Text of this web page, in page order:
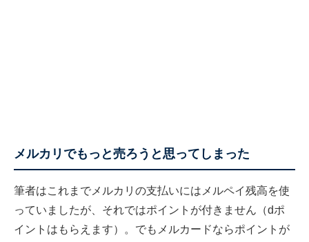
メルカリでもっと売ろうと思ってしまった
筆者はこれまでメルカリの支払いにはメルペイ残高を使
っていましたが、それではポイントが付きません（dポ
イントはもらえます）。でもメルカードならポイントが